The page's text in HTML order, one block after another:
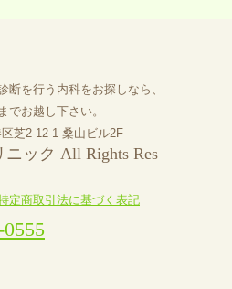
断を行う内科をお探しなら、
でお越し下さい。
芝2-12-1 桑山ビル2F
ック All Rights Res
定商取引法に基づく表記